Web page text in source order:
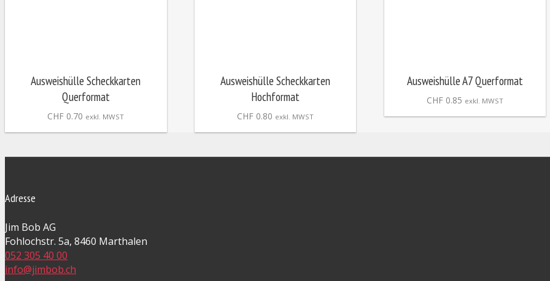
Ausweishülle Scheckkarten
Querformat
CHF 0.70 exkl. MWST
Ausweishülle Scheckkarten
Hochformat
CHF 0.80 exkl. MWST
Ausweishülle A7 Querformat
CHF 0.85 exkl. MWST
Adresse
Jim Bob AG
Fohlochstr. 5a, 8460 Marthalen
052 305 40 00
info@jimbob.ch